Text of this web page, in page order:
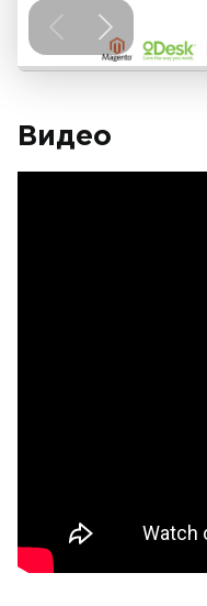
Видео